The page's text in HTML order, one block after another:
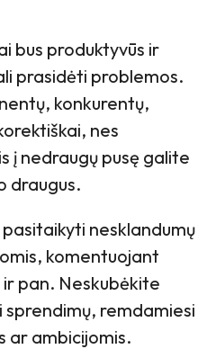
bus produktyvūs ir
prasidėti problemos.
konkurentų,
nes
į nedraugų pusę galite
draugus.
pasitaikyti nesklandumų
komentuojant
pan. Neskubėkite
remdamiesi
ar ambicijomis.